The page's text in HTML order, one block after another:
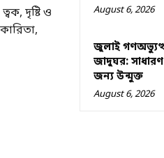
দৃষ্টি ও
August 6, 2026
জুলাই
জাদুঘর: সাধারণ
জন্য উন্মুক্ত
August 6, 2026